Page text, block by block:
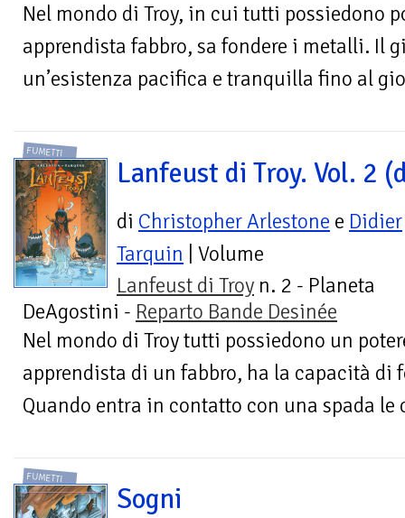
Nel mondo di Troy, in cui tutti possiedono
apprendista fabbro, sa fondere i metalli. Il
un’esistenza pacifica e tranquilla fino al
FUMETTI
Lanfeust di Troy. Vol. 2
di Christopher Arlestone e Didier
Tarquin | Volume
Lanfeust di Troy n. 2 - Planeta
DeAgostini - Reparto Bande Desinée
Nel mondo di Troy tutti possiedono un
apprendista di un fabbro, ha la capacità di
Quando entra in contatto con una spada
FUMETTI
Sogni